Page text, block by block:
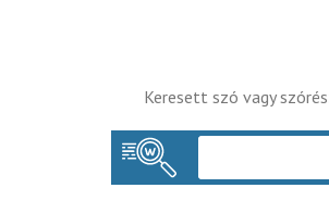
Keresett szó vagy